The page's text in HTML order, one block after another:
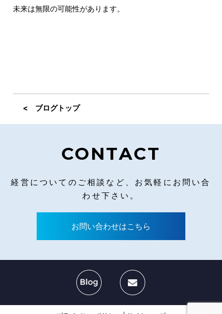
未来は無限の可能性があります。
< ブログトップ
CONTACT
経営についてのご相談など、お気軽にお問い合
わせ下さい。
お問い合わせはこちら